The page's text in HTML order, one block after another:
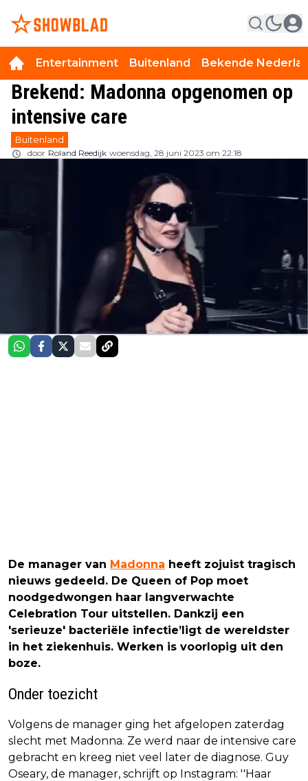
Entertainment Buitenland Bekende
Brekend: Madonna opgenomen op
intensive care
Buitenland
door Roland Reedijk woensdag, 28 juni 2023 om 22:18
De manager van Madonna heeft zojuist tragisch
nieuws gedeeld. De Queen of Pop moet
noodgedwongen haar langverwachte
Celebration Tour uitstellen. Dankzij een
'serieuze' bacteriële infectie’ligt de wereldster
in het ziekenhuis. Werken is voorlopig uit den
boze.
Onder toezicht
Volgens de manager ging het afgelopen zaterdag
slecht met Madonna. Ze werd naar de intensive care
gebracht en kreeg niet veel later de diagnose. Guy
Oseary, de manager, schrijft op Instagram: ''Haar